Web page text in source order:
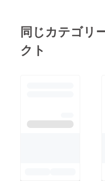
同じカテゴリ
クト